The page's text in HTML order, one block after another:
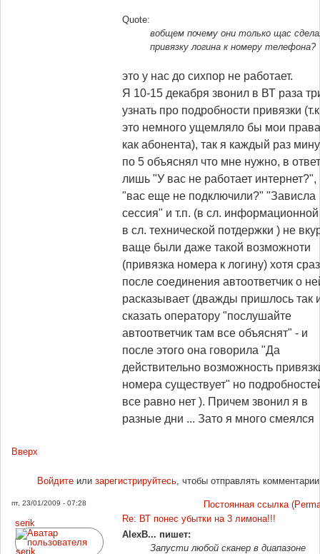
Quote:
вобщем почему они только щас
привязку логина к номеру телефона?
это у нас до сихпор не работает.
Я 10-15 декабря звонил в ВТ раза
узнать про подробности привязки (т.к
это немного ущемляло бы мои права
как абонента), так я каждый раз
по 5 объяснял что мне нужно, в ответ
лишь "У вас не работает интернет?",
"вас еще не подключили?" "Зависла
сессия" и т.п. (в сл.
в сл. технической потдержки ) не
ваще были даже такой возможноти
(привязка номера к логину) хотя
после соединения автоответчик о
расказывает (дважды пришлось так
сказать оператору "послушайте
автоответчик там все объяснят" - и
после этого она говорила "Да
действительно возможность
номера существует" но
все равно нет ). Причем звонил я в
разные дни ... Зато я много смеялся
Вверх
Войдитеили зарегистрируйтесь, чтобы отправлять комментарии
пт, 23/01/2009 - 07:28
Постоянная ссылка
serik
Re: ВТ понес убытки на 3 лимона!!!
AlexB... пишет:
Запусти любой сканер в диапазоне